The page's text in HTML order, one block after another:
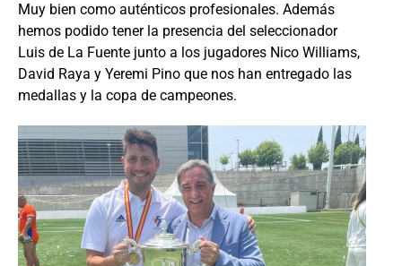
Muy bien como auténticos profesionales. Además
hemos podido tener la presencia del seleccionador
Luis de La Fuente junto a los jugadores Nico Williams,
David Raya y Yeremi Pino que nos han entregado las
medallas y la copa de campeones.